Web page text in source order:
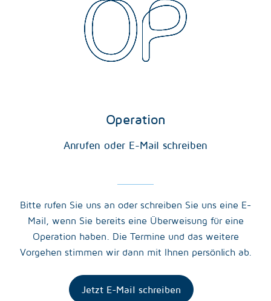
Operation
Anrufen oder E-Mail schreiben
Bitte rufen Sie uns an oder schreiben Sie uns eine E-
Mail, wenn Sie bereits eine Überweisung für eine
Operation haben. Die Termine und das weitere
Vorgehen stimmen wir dann mit Ihnen persönlich ab.
Jetzt E-Mail schreiben